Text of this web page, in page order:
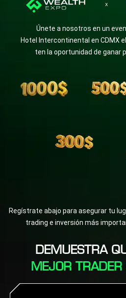
Únete a nosotros en un
Hotel Intercontinental en CDMX
ten la oportunidad de ganar
Regístrate abajo para asegurar tu
trading e inversión más
DEMUESTRA
MEJOR TRADER